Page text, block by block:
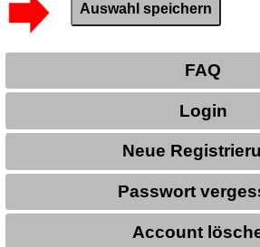
FAQ
Login
Neue
Passwort
Account